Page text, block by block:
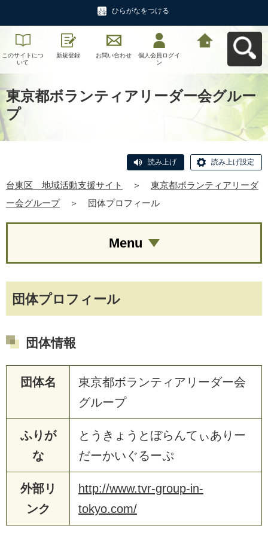
ひらがなをつける
このサイトにつ
いて
新規登録 お問い合わせ
個人会員ログイ
ン
東京都ボランティアリーダー会グルー
プ
読み上げ 読み上げ設定
台東区 地域活動支援サイト ＞
東京都ボランティアリーダ
ー会グループ
＞ 団体プロフィール
団体プロフィール
団体情報
団体名
東京都ボランティアリーダー会
グループ
ふりが
な
とうきょうとぼらんてぃありー
だーかいぐるーぷ
外部リ
ンク
http://www.tvr-group-in-
tokyo.com/
Menu